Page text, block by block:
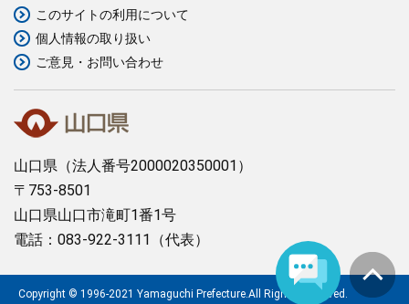
山口県 （法人番号2000020350001）
〒753-8501
山口県山口市滝町1番1号
電話：083-922-3111（代表）
このサイトの利用について
個人情報の取り扱い
ご意見・お問い合わせ
Copyright © 1996-2021 Yamaguchi Prefecture.All Rights Reserved.